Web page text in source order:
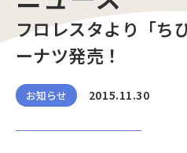
HOME
ニュース
ビジネス
作品紹介
会社案内
創業50周年記念ページ
音楽配信
採用情報
フロレスタより「ち
ーナツ発売！
お知らせ 2015.11.30